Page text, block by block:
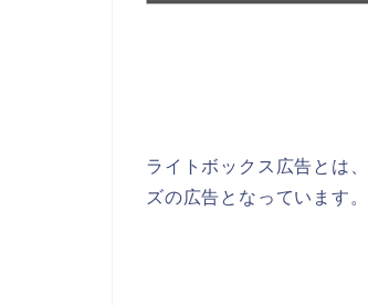
ライトボックス広告とは、
ズの広告となっています。